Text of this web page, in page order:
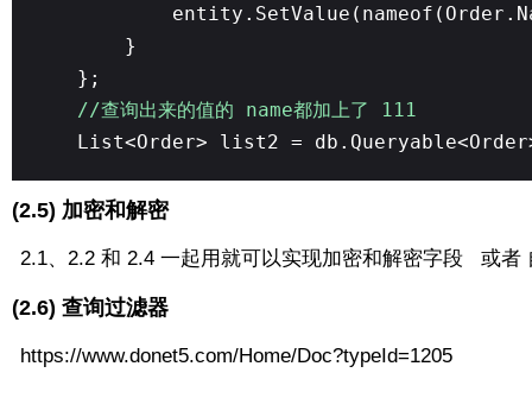
}
};
//查询出来的值的 name都加上了 111
List<Order> list2 =
(2.5) 加密和解密
2.1、2.2 和 2.4 一起用就可以实现加密和解密字段 或者
(2.6) 查询过滤器
https://www.donet5.com/Home/Doc?typeId=1205